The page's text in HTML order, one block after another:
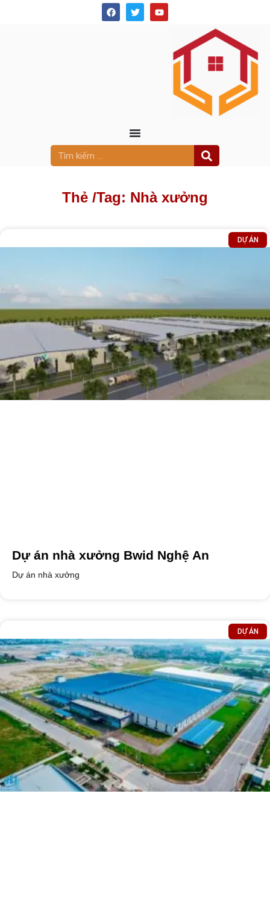
Thẻ /Tag: Nhà xưởng
DỰ ÁN
Dự án nhà xưởng Bwid Nghệ An
Dự án nhà xưởng
DỰ ÁN